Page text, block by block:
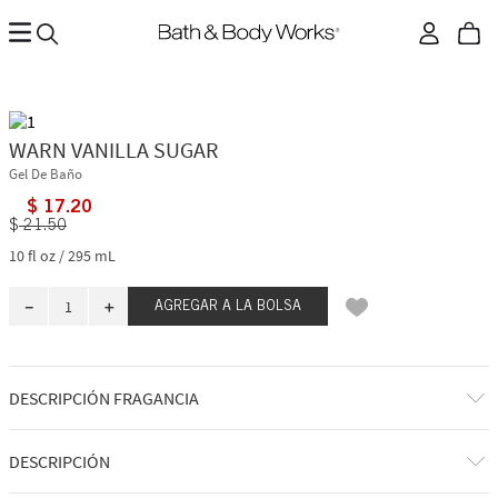
WARN VANILLA SUGAR
Gel De Baño
$ 17.20
$ 21.50
10 fl oz / 295 mL
＋
－ AGREGAR A LA BOLSA
DESCRIPCIÓN FRAGANCIA
A qué huele: disfrutar de una delicia irresistiblemente cremosa y dulce
en tu cachemira más acogedora.
DESCRIPCIÓN